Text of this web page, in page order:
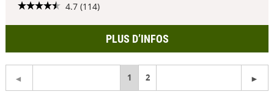
4.7 (114)
PLUS D’INFOS
You're
1 2